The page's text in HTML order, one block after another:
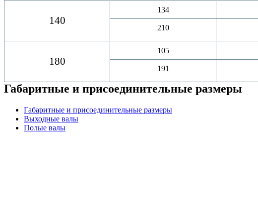
140
134
210
180
105
191
Габаритные и присоединительные размеры
Габаритные и присоединительные размеры
Выходные валы
Полые валы